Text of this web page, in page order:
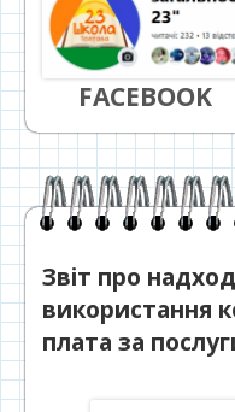
FACEBOOK
Звіт про
використання
плата за